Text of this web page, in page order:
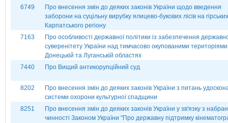
6749
Про внесення змін до деяких законів України щодо введення
заборони на суцільну вирубку ялицево-букових лісів на
Карпатського регіону
7163
Про особливості державної політики із забезпечення
суверенітету України над тимчасово окупованими
Донецькій та Луганській областях
7440
Про Вищий антикорупційний суд
8202
Про внесення змін до деяких законів України з питань
системи охорони культурної спадщини
8251
Про внесення змін до деяких законів України у зв'язку з
чинності Законом України "Про державну підтримку